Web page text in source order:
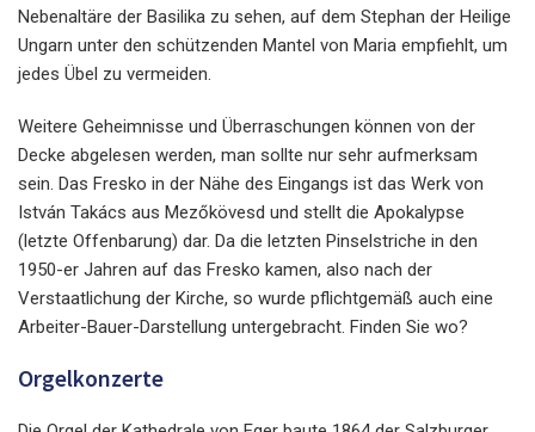
Nebenaltäre der Basilika zu sehen, auf dem Stephan der Heilige
Ungarn unter den schützenden Mantel von Maria empfiehlt, um
jedes Übel zu vermeiden.
Weitere Geheimnisse und Überraschungen können von der
Decke abgelesen werden, man sollte nur sehr aufmerksam
sein. Das Fresko in der Nähe des Eingangs ist das Werk von
István Takács aus Mezőkövesd und stellt die Apokalypse
(letzte Offenbarung) dar. Da die letzten Pinselstriche in den
1950-er Jahren auf das Fresko kamen, also nach der
Verstaatlichung der Kirche, so wurde pflichtgemäß auch eine
Arbeiter-Bauer-Darstellung untergebracht. Finden Sie wo?
Orgelkonzerte